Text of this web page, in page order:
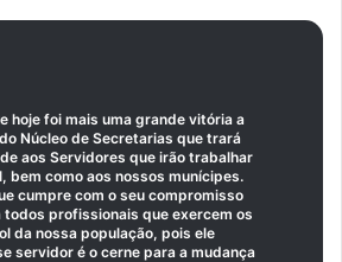
hoje foi mais uma grande vitória a
Núcleo de Secretarias que trará
aos Servidores que irão trabalhar
bem como aos nossos munícipes.
cumpre com o seu compromisso
todos profissionais que exercem os
da nossa população, pois ele
servidor é o cerne para a mudança